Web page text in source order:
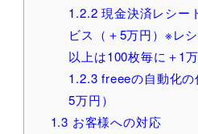
1.2.2 現金決済レシー
ビス（＋5万円）※レ
以上は100枚毎に＋1
1.2.3 freeeの自動化の
5万円）
1.3 お客様への対応